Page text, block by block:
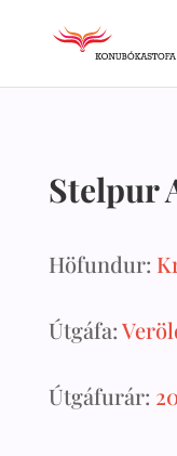
Stelpur
Höfundur:
Útgáfa:
Útgáfurár: